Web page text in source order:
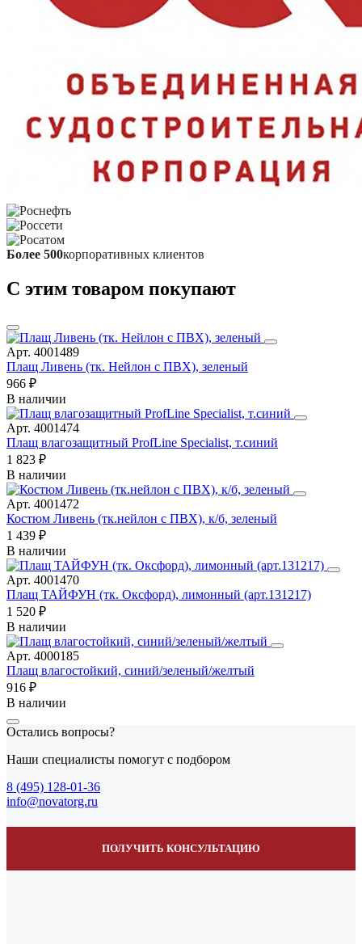
Более 500корпоративных клиентов
С этим товаром покупают
Арт. 4001489
Плащ Ливень (тк. Нейлон с ПВХ), зеленый
966 ₽
В наличии
Арт. 4001474
Плащ влагозащитный ProfLine Specialist, т.синий
1 823 ₽
В наличии
Арт. 4001472
Костюм Ливень (тк.нейлон с ПВХ), к/б, зеленый
1 439 ₽
В наличии
Арт. 4001470
Плащ ТАЙФУН (тк. Оксфорд), лимонный (арт.131217)
1 520 ₽
В наличии
Арт. 4000185
Плащ влагостойкий, синий/зеленый/желтый
916 ₽
В наличии
Остались вопросы?
Наши специалисты помогут с подбором
8 (495) 128-01-36
info@novatorg.ru
ПОЛУЧИТЬ КОНСУЛЬТАЦИЮ